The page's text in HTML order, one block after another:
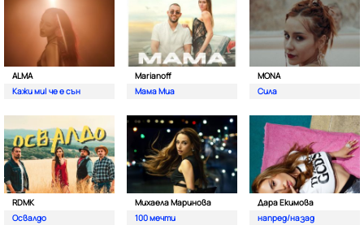
ALMA
Кажи ми| че е сън
Marianoff
Мама Миа
MONA
Сила
RDMK
Освалдо
Михаела Маринова
100 мечти
Дара Екимова
напред/назад